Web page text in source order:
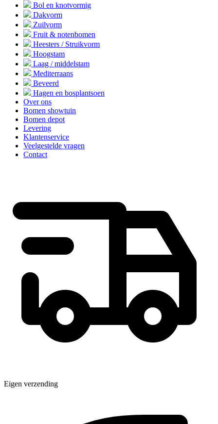
Bol en knotvormig
Dakvorm
Zuilvorm
Fruit & notenbomen
Heesters / Struikvorm
Hoogstam
Laag / middelstam
Mediterraans
Beveerd
Hagen en bosplantsoen
Over ons
Bomen showtuin
Bomen depot
Levering
Klantenservice
Veelgestelde vragen
Contact
Eigen verzending